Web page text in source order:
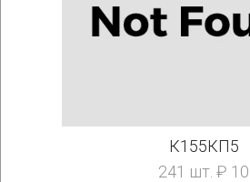
К155КП5
241 шт. ₽ 10